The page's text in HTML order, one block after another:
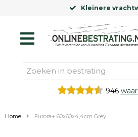
Kleinere
946
Home Furora+ 60x60x4,4cm Grey